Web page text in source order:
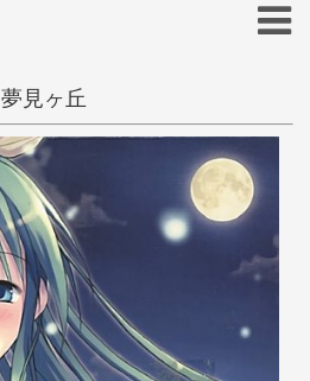
う お
く
す
つ て
夢見ヶ丘
田舎
くない瓜